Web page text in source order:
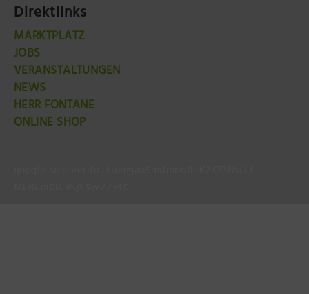
Direktlinks
MARKTPLATZ
JOBS
VERANSTALTUNGEN
NEWS
HERR FONTANE
ONLINE SHOP